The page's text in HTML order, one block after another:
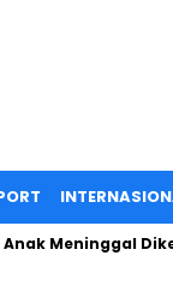
Meninggal